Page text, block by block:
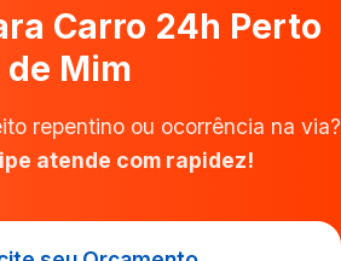
Carro 24h Perto
de Mim
repentino ou ocorrência na via?
atende com rapidez!